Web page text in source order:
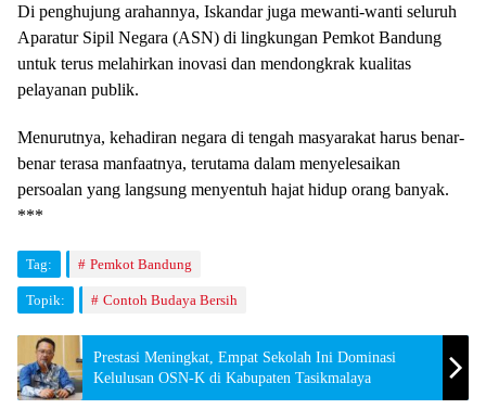
​Di penghujung arahannya, Iskandar juga mewanti-wanti seluruh
Aparatur Sipil Negara (ASN) di lingkungan Pemkot Bandung
untuk terus melahirkan inovasi dan mendongkrak kualitas
pelayanan publik.
Menurutnya, kehadiran negara di tengah masyarakat harus benar-
benar terasa manfaatnya, terutama dalam menyelesaikan
persoalan yang langsung menyentuh hajat hidup orang banyak.
***
Tag: Pemkot Bandung
Topik: Contoh Budaya Bersih
Prestasi Meningkat, Empat Sekolah Ini Dominasi
Kelulusan OSN-K di Kabupaten Tasikmalaya